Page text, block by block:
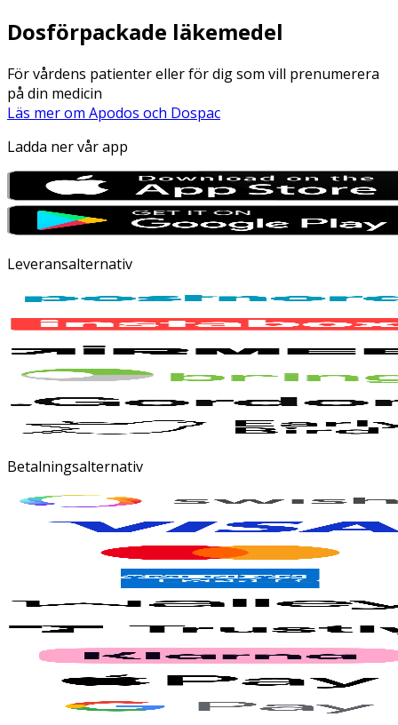
Dosförpackade läkemedel
För vårdens patienter eller för dig som vill prenumerera
på din medicin
Läs mer om Apodos och Dospac
Ladda ner vår app
Leveransalternativ
Betalningsalternativ